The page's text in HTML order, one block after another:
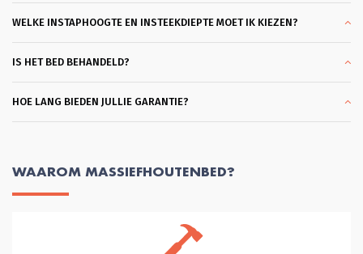
gebracht konden worden omdat ik al
een matras had. Wat ben ik hier blij
professionele hulp en vriendelijkheid
en klantgerichtheid, eentje die ik
met je mooie bedrijf!
WELKE INSTAPHOOGTE EN INSTEEKDIEPTE MOET IK KIEZEN?
IS HET BED BEHANDELD?
HOE LANG BIEDEN JULLIE GARANTIE?
WAAROM MASSIEFHOUTENBED?